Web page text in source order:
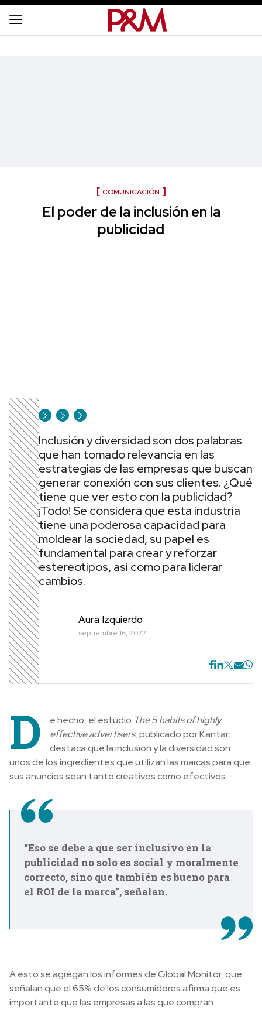
COMUNICACIÓN
El poder de la inclusión en la
publicidad
Inclusión y diversidad son dos palabras
que han tomado relevancia en las
estrategias de las empresas que buscan
generar conexión con sus clientes. ¿Qué
tiene que ver esto con la publicidad?
¡Todo! Se considera que esta industria
tiene una poderosa capacidad para
moldear la sociedad, su papel es
fundamental para crear y reforzar
estereotipos, así como para liderar
cambios.
Aura Izquierdo
septiembre 16, 2022
D e hecho, el estudio The 5 habits of highly
effective advertisers, publicado por Kantar,
destaca que la inclusión y la diversidad son
unos de los ingredientes que utilizan las marcas para que
sus anuncios sean tanto creativos como efectivos.
“Eso se debe a que ser inclusivo en la
publicidad no solo es social y moralmente
correcto, sino que también es bueno para
el ROI de la marca”, señalan.
A esto se agregan los informes de Global Monitor, que
señalan que el 65% de los consumidores afirma que es
importante que las empresas a las que compran